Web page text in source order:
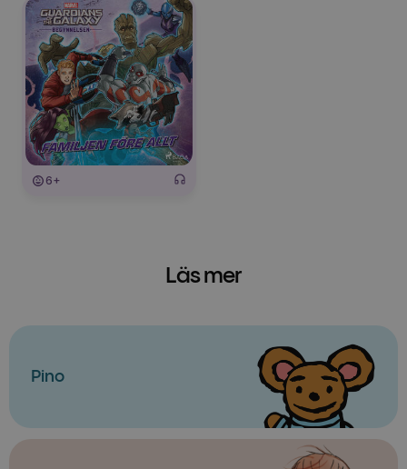
6+
Läs mer
Pino